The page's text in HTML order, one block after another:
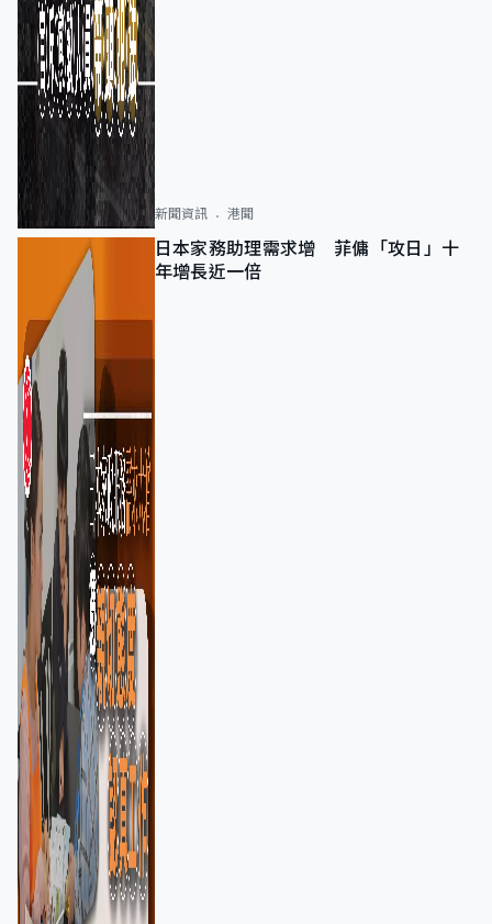
新聞資訊 港聞
日本家務助理需求增 菲傭「攻日」十
年增長近一倍